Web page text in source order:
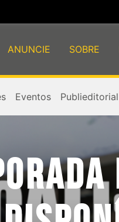
ANUNCIE SOBRE
Eventos Publieditorial